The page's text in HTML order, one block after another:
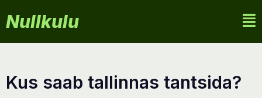
Nullkulu
kus saab tallinnas tantsida?